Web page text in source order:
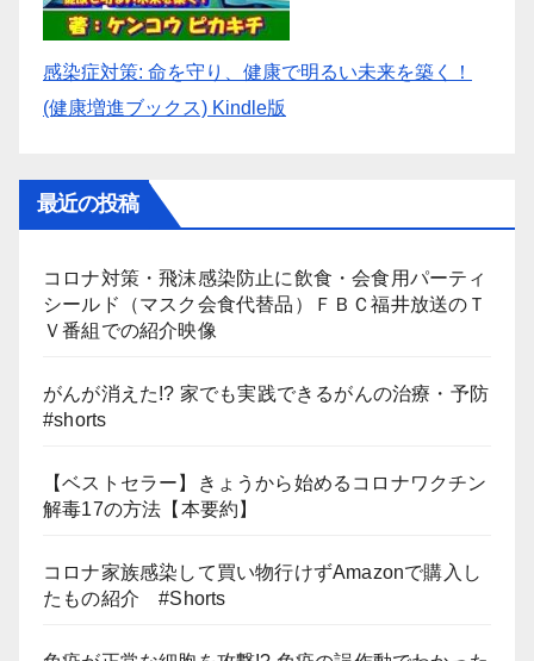
感染症対策: 命を守り、健康で明るい未来を築く！
(健康増進ブックス) Kindle版
最近の投稿
コロナ対策・飛沫感染防止に飲食・会食用パーティ
シールド（マスク会食代替品）ＦＢＣ福井放送のＴ
Ｖ番組での紹介映像
がんが消えた!? 家でも実践できるがんの治療・予防
#shorts
【ベストセラー】きょうから始めるコロナワクチン
解毒17の方法【本要約】
コロナ家族感染して買い物行けずAmazonで購入し
たもの紹介 #Shorts